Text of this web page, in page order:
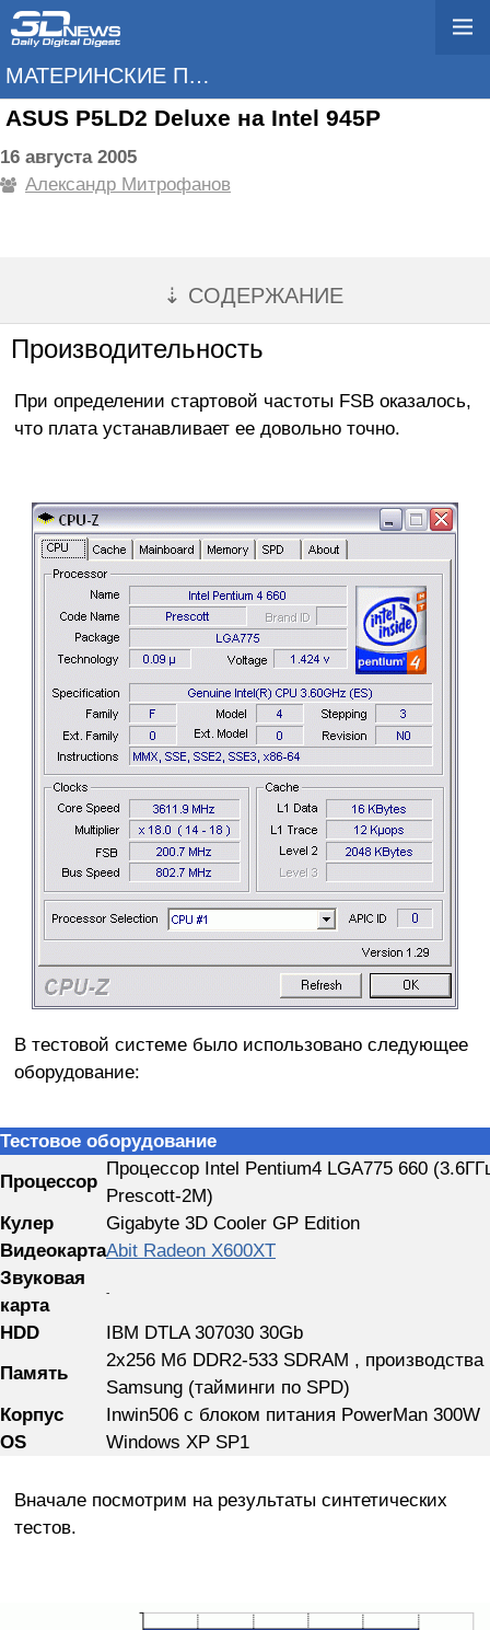
МАТЕРИНСКИЕ ПЛАТЫ
ASUS P5LD2 Deluxe на Intel 945P
16 августа 2005
Александр Митрофанов
⇣ СОДЕРЖАНИЕ
Производительность
При определении стартовой частоты FSB оказалось,
что плата устанавливает ее довольно точно.
В тестовой системе было использовано следующее
оборудование:
Тестовое оборудование
Процессор
Процессор Intel Pentium4 LGA775 660
Prescott-2M)
Кулер
Gigabyte 3D Cooler GP Edition
ВидеокартаAbit Radeon X600XT
Звуковая
карта
-
HDD
IBM DTLA 307030 30Gb
Память
2x256 Мб DDR2-533 SDRAM , производства
Samsung (тайминги по SPD)
Корпус
Inwin506 с блоком питания PowerMan 300W
OS
Windows XP SP1
Вначале посмотрим на результаты синтетических
тестов.